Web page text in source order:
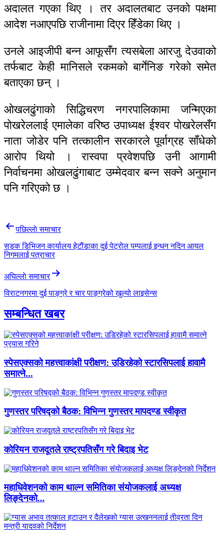
अदालत गएका थिए । तर अदालतबाट उनको पक्षमा
आदेश नआएपछि राजीनामा दिएर हिँडेका थिए ।
उनले आइजीपी बन्न आफूसँग त्यसबेला आरजु देउवाको
तर्फबाट केही मानिसले रकमको बार्गेनिङ गरेको समेत
बताएका छन् ।
ओखलढुंगाको सिद्धिचरण नगरपालिकामा जन्मिएका
पोखरेललाई एमालेका वरिष्ठ उपाध्यक्ष ईश्वर पोखरेलसँग
नाता जोडेर पनि तत्कालीन सरकारले पूर्वाग्रह साँधेको
आरोप थियो । रास्वपा प्रवेशपछि उनी आगामी
निर्वाचनमा ओखलढुंगाबाट उम्मेदवार बन्न सक्ने अनुमान
पनि गरिएको छ ।
Post
navigation
पछिल्लाे समाचार
सडक डिभिजन कार्यालय हेटौंडाका दुई पेट्रोल पम्पलाई इन्धन नदिन आयल
निगमलाई पत्राचार
अघिल्लाे समाचार
विराटनगरमा दुई पाङ्ग्रे र चार पाङ्‍ग्रेको खुल्यो लाइसेन्स
सम्बन्धित खबर
स्पेसएक्सको महत्त्वाकांक्षी परीक्षण: उडिरहेको स्टारसिपलाई हावामै
समात्ने...
गुणस्तर परिषद्को बैठक: विभिन्न गुणस्तर मापदण्ड स्वीकृत
कोरियन राजदूतले राष्ट्रपतिसँग गरे बिदाइ भेट
महाधिवेशनको काम थाल्न समितिका संयोजकलाई अध्यक्ष
लिङ्देनको...